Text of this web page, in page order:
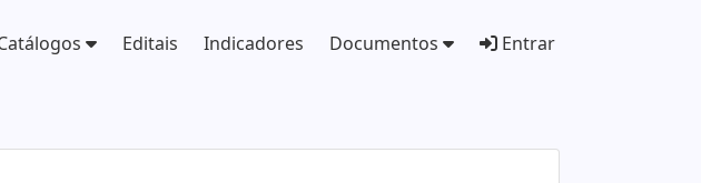
Editais Indicadores Documentos Entrar